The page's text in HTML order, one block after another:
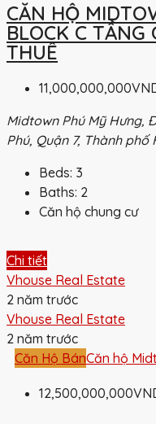
CĂN HỘ
BLOCK C TẦNG
THUÊ
Midtown Phú Mỹ Hưng,
Phú, Quận 7, Thành
Beds: 3
Baths: 2
Căn hộ chung cư
Chi tiết
Vhouse Real Estate
2 năm trước
Vhouse Real Estate
2 năm trước
Căn Hộ BánCăn hộ